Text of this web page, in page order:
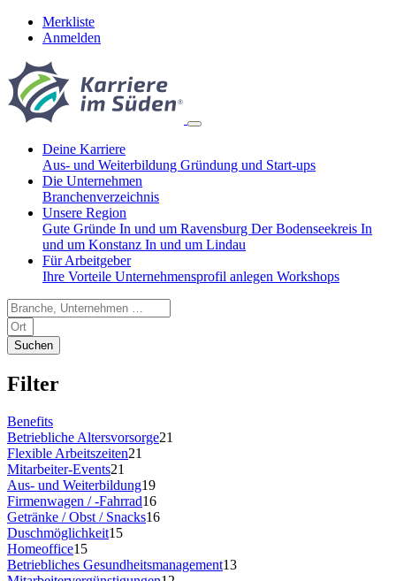
Merkliste
Anmelden
Deine Karriere
Aus- und Weiterbildung Gründung und Start-ups
Die Unternehmen
Branchenverzeichnis
Unsere Region
Gute Gründe In und um Ravensburg Der Bodenseekreis In
und um Konstanz In und um Lindau
Für Arbeitgeber
Ihre Vorteile Unternehmensprofil anlegen Workshops
Suchen
Filter
Benefits
Betriebliche Altersvorsorge21
Flexible Arbeitszeiten21
Mitarbeiter-Events21
Aus- und Weiterbildung19
Firmenwagen / -Fahrrad16
Getränke / Obst / Snacks16
Duschmöglichkeit15
Homeoffice15
Betriebliches Gesundheitsmanagement13